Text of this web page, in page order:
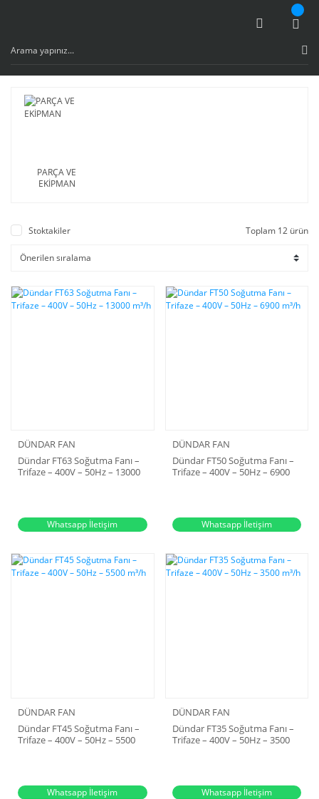
PARÇA VE
EKİPMAN
Stoktakiler Toplam 12 ürün
DÜNDAR FAN
Dündar FT63 Soğutma Fanı –
Trifaze – 400V – 50Hz – 13000
Whatsapp İletişim
DÜNDAR FAN
Dündar FT50 Soğutma Fanı –
Trifaze – 400V – 50Hz – 6900
Whatsapp İletişim
DÜNDAR FAN
Dündar FT45 Soğutma Fanı –
Trifaze – 400V – 50Hz – 5500
Whatsapp İletişim
DÜNDAR FAN
Dündar FT35 Soğutma Fanı –
Trifaze – 400V – 50Hz – 3500
Whatsapp İletişim